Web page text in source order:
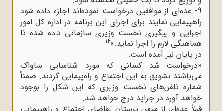
9- عده‌ای از موافقین درخواست نموده‌اند اجازه داده شود
راهپیمایی نمایند برای اجرای این برنامه در اداره کل امور
اجرایی و پیگیری نخست وزیری سازمانی داده شده تا
هماهنگی لازم را اجرا نماید.»14
در پایان نیز آمده است:
«درخواست شد کسانی که مورد شناسایی ساواک
می‌باشند تشویق به این اجتماع و راه‌پیمایی گردند. ضمناً
شماره تلفن‌های نخست وزیری که این شکل را بوجود
خواهد آورد در جراید درج خواهد شد.